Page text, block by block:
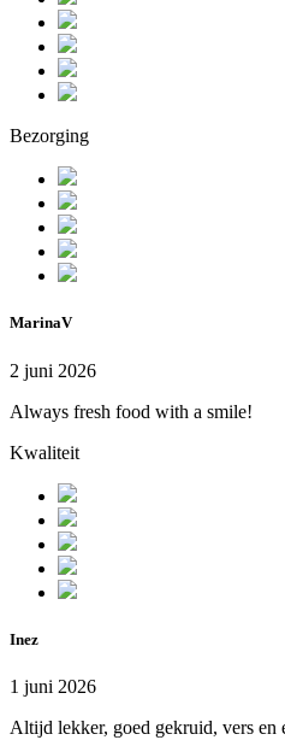
Bezorging
MarinaV
2 juni 2026
Always fresh food with a smile!
Kwaliteit
Inez
1 juni 2026
Altijd lekker, goed gekruid, vers en